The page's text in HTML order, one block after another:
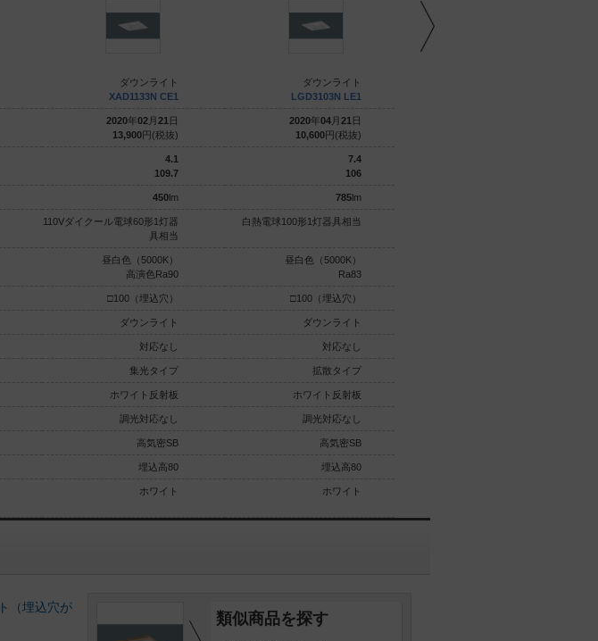
ダウンライト
XAD1133N CE1
2020年02月 21 日
13,900円(税抜)
4.1
109.7
450lm
110Vダイクール電球60形1灯器
具相当
昼白色（5000K）
高演色Ra90
□100（埋込穴）
ダウンライト
対応なし
集光タイプ
ホワイト反射板
調光対応なし
高気密SB
埋込高80
ホワイト
ダウンライト
LGD3103N LE1
2020年04月 21 日
10,600円(税抜)
7.4
106
785lm
白熱電球100形1灯器具相当
昼白色（5000K）
Ra83
□100（埋込穴）
ダウンライト
対応なし
拡散タイプ
ホワイト反射板
調光対応なし
高気密SB
埋込高80
ホワイト
（埋込穴が
類似商品を探す